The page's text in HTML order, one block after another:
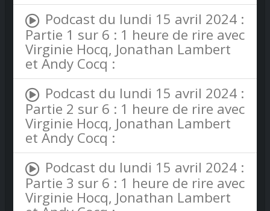
Podcast du lundi 15 avril 2024 :
Partie 1 sur 6 : 1 heure de rire avec
Virginie Hocq, Jonathan Lambert
et Andy Cocq :
Podcast du lundi 15 avril 2024 :
Partie 2 sur 6 : 1 heure de rire avec
Virginie Hocq, Jonathan Lambert
et Andy Cocq :
Podcast du lundi 15 avril 2024 :
Partie 3 sur 6 : 1 heure de rire avec
Virginie Hocq, Jonathan Lambert